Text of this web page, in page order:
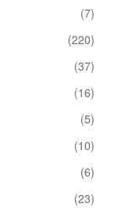
(7)
(220)
(37)
(16)
(5)
(10)
(6)
(23)